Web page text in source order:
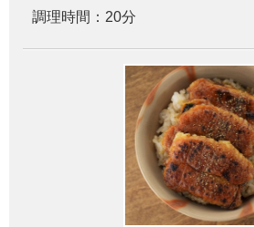
調理時間：20分